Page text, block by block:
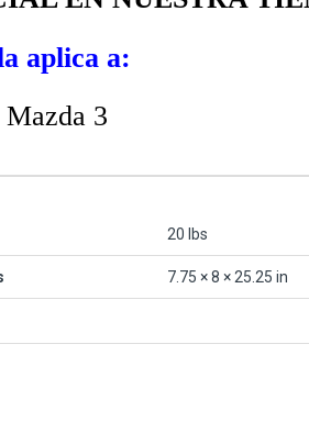
aplica a:
3
20 lbs
7.75 × 8 × 25.25 in